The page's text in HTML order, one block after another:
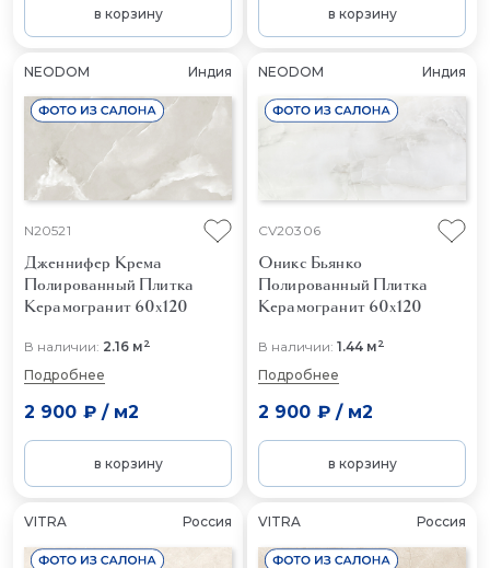
в корзину в корзину
NEODOM Индия
N20521
Дженнифер Крема
Полированный Плитка
Керамогранит 60x120
В наличии: 2.16 м2
Подробнее
2 900 ₽/ м2
в корзину
NEODOM Индия
CV20306
Оникс Бьянко
Полированный Плитка
Керамогранит 60x120
В наличии: 1.44 м2
Подробнее
2 900 ₽/ м2
в корзину
VITRA Россия VITRA Россия